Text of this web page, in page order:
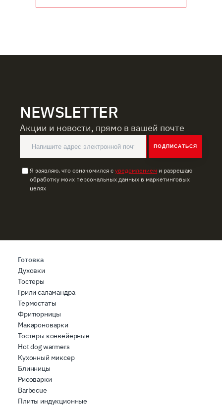
NEWSLETTER
Акции и новости, прямо в вашей почте
ПОДПИСАТЬСЯ
Я заявляю, что ознакомился с уведомлением и разрешаю
обработку моих персональных данных в маркетинговых
целях
Готовка
Духовки
Тостеры
Грили саламандра
Термостаты
Фритюрницы
Макароноварки
Тостеры конвейерные
Hot dog warmers
Кухонный миксер
Блинницы
Рисоварки
Barbecue
Плиты индукционные